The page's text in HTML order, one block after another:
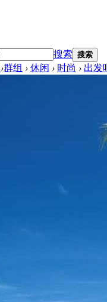
搜索 搜索
›群组 › 休闲 › 时尚 › 出发